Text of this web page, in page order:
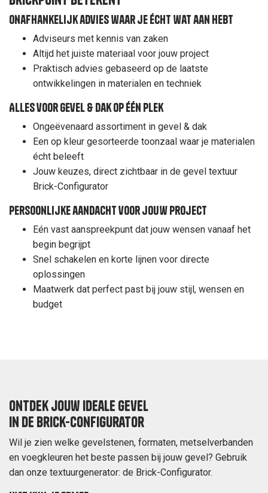
Onafhankelijk advies waar je écht wat aan hebt
Adviseurs met kennis van zaken
Altijd het juiste materiaal voor jouw project
Praktisch advies gebaseerd op de laatste
ontwikkelingen in materialen en techniek
Alles voor gevel & dak op één plek
Ongeëvenaard assortiment in gevel & dak
Een op kleur gesorteerde toonzaal waar je materialen
écht beleeft
Jouw keuzes, direct zichtbaar in de gevel textuur
Brick-Configurator
Persoonlijke aandacht voor jouw project
Eén vast aanspreekpunt dat jouw wensen vanaaf het
begin begrijpt
Snel schakelen en korte lijnen voor directe
oplossingen
Maatwerk dat perfect past bij jouw stijl, wensen en
budget
Ontdek jouw ideale gevel
in de Brick-configurator
Wil je zien welke gevelstenen, formaten, metselverbanden
en voegkleuren het beste passen bij jouw gevel? Gebruik
dan onze textuurgenerator: de Brick-Configurator.